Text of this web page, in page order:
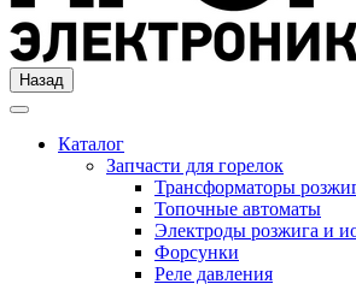
Назад
Каталог
Запчасти для горелок
Трансформаторы
Топочные автоматы
Электроды розжига и
Форсунки
Реле давления